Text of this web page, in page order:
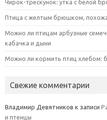
Чирок-трескунок: утка с белой
Птица с желтым брюшком,
Можно ли птицам арбузные
кабачка и дыни
Можно ли кормить птиц хлебом:
Свежие комментарии
Владимир Девятников к записи
и птенцы